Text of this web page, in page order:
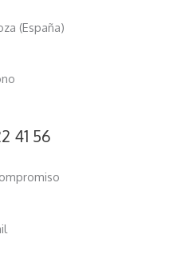
(España)
41 56